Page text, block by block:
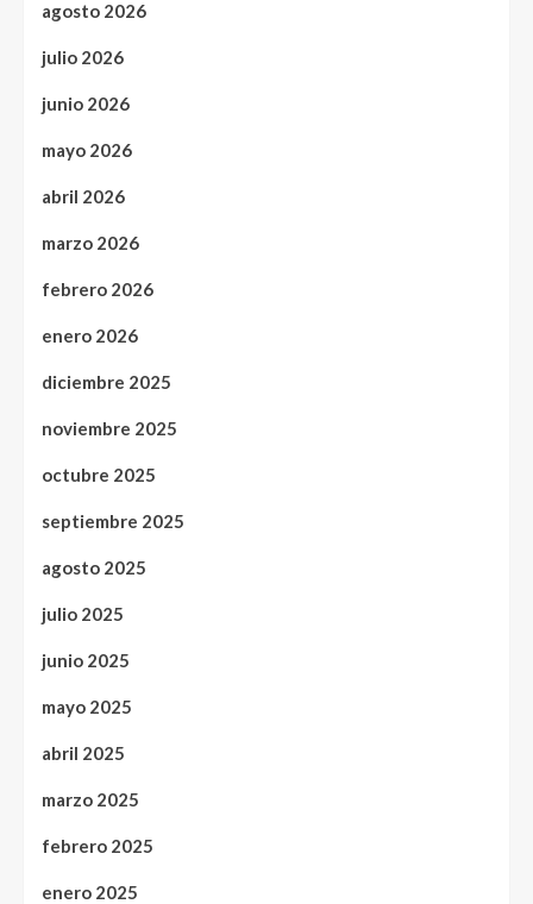
agosto 2026
julio 2026
junio 2026
mayo 2026
abril 2026
marzo 2026
febrero 2026
enero 2026
diciembre 2025
noviembre 2025
octubre 2025
septiembre 2025
agosto 2025
julio 2025
junio 2025
mayo 2025
abril 2025
marzo 2025
febrero 2025
enero 2025